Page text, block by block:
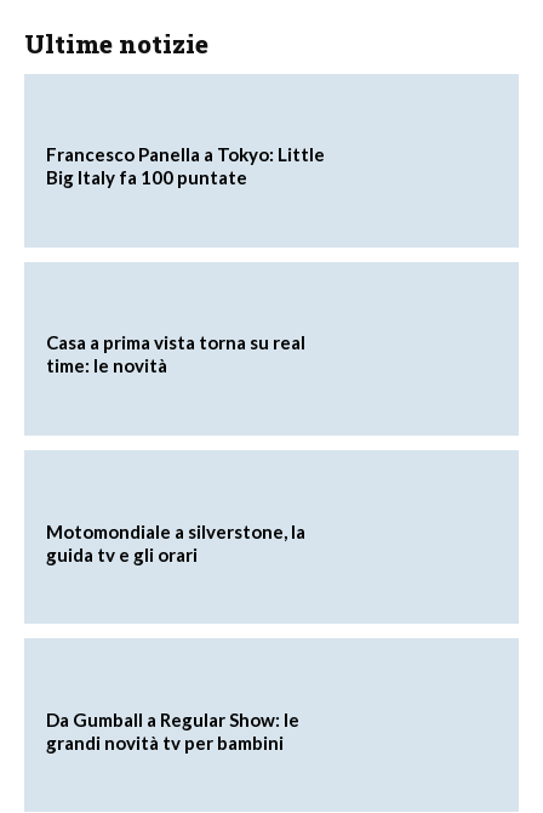
Ultime notizie
Francesco Panella a Tokyo: Little
Big Italy fa 100 puntate
Casa a prima vista torna su real
time: le novità
Motomondiale a silverstone, la
guida tv e gli orari
Da Gumball a Regular Show: le
grandi novità tv per bambini